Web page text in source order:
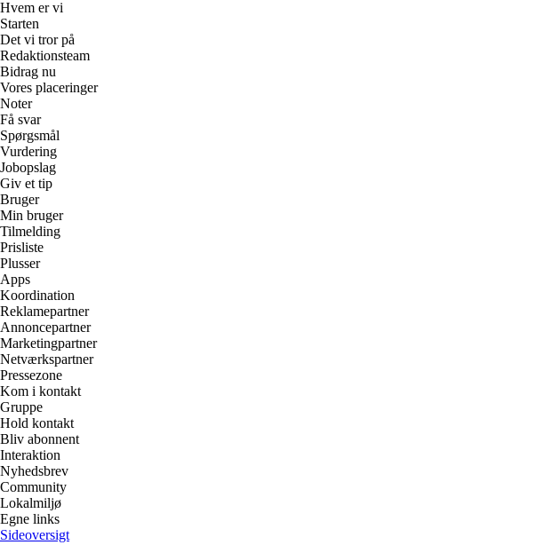
Hvem er vi
Starten
Det vi tror på
Redaktionsteam
Bidrag nu
Vores placeringer
Noter
Få svar
Spørgsmål
Vurdering
Jobopslag
Giv et tip
Bruger
Min bruger
Tilmelding
Prisliste
Plusser
Apps
Koordination
Reklamepartner
Annoncepartner
Marketingpartner
Netværkspartner
Pressezone
Kom i kontakt
Gruppe
Hold kontakt
Bliv abonnent
Interaktion
Nyhedsbrev
Community
Lokalmiljø
Egne links
Sideoversigt